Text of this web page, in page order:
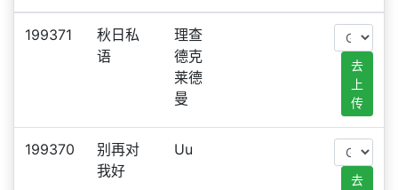
199371
秋日私
语
理查
德克
莱德
曼
去
上
传
199370
别再对
我好
Uu
去